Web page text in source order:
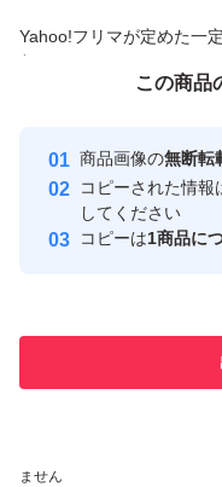
Yahoo!フリマが定めた一
付与しています
安心取引出品者
取引実績
ません
この商品
商品画像の無断転
コピーされた情報
してください
コピーは1商品に
この商品をみている人